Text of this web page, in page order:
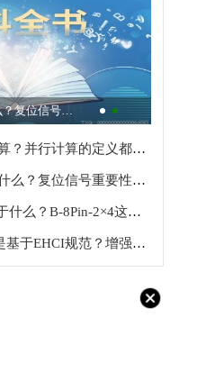
并行计算或称平行计算？并行计算的定义都是什么？
同步复位信号优点是什么？复位信号重要性是？
B-4Pin这种接口常见于什么？B-8Pin-2×4这种接口是？
EHCI1.1增编的定义是基于EHCI规范？增强型主机控制器接口是？